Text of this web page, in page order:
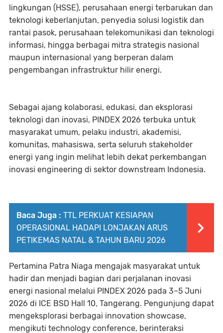
lingkungan (HSSE), perusahaan energi terbarukan dan
teknologi keberlanjutan, penyedia solusi logistik dan
rantai pasok, perusahaan telekomunikasi dan teknologi
informasi, hingga berbagai mitra strategis nasional
maupun internasional yang berperan dalam
pengembangan infrastruktur hilir energi.
Sebagai ajang kolaborasi, edukasi, dan eksplorasi
teknologi dan inovasi, PINDEX 2026 terbuka untuk
masyarakat umum, pelaku industri, akademisi,
komunitas, mahasiswa, serta seluruh stakeholder
energi yang ingin melihat lebih dekat perkembangan
inovasi engineering di sektor downstream Indonesia.
Baca Juga : TTL PERKUAT KESIAPAN
OPERASIONAL HADAPI LONJAKAN ARUS
PETIKEMAS NATAL & TAHUN BARU 2026
Pertamina Patra Niaga mengajak masyarakat untuk
hadir dan menjadi bagian dari perjalanan inovasi
energi nasional melalui PINDEX 2026 pada 3–5 Juni
2026 di ICE BSD Hall 10, Tangerang. Pengunjung dapat
mengeksplorasi berbagai innovation showcase,
mengikuti technology conference, berinteraksi